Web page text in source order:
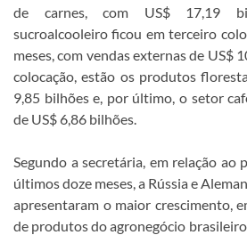
de carnes, com US$ 17,19
sucroalcooleiro ficou em terceiro
meses, com vendas externas de US$
colocação, estão os produtos
9,85 bilhões e, por último, o setor
de US$ 6,86 bilhões.
Segundo a secretária, em relação ao
últimos doze meses, a Rússia e
apresentaram o maior crescimento,
de produtos do agronegócio